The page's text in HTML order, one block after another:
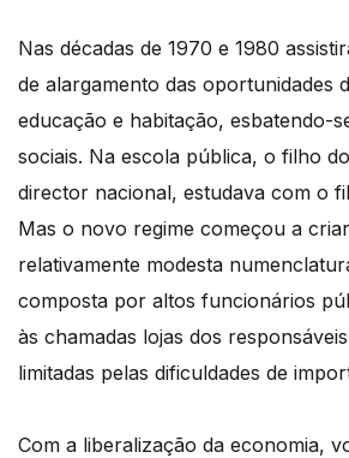
Nas décadas de 1970 e 1980
de alargamento das oportunidades
educação e habitação, esbatendo-
sociais. Na escola pública, o filho
director nacional, estudava com o
Mas o novo regime começou a
relativamente modesta
composta por altos funcionários
às chamadas lojas dos
limitadas pelas dificuldades de
Com a liberalização da economia,